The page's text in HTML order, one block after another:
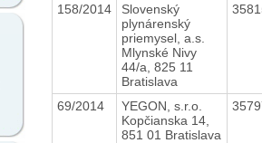
158/2014
Slovenský
plynárenský
priemysel, a.s.
Mlynské Nivy
44/a, 825 11
Bratislava
69/2014
YEGON, s.r.o.
Kopčianska 14,
851 01 Bratislava